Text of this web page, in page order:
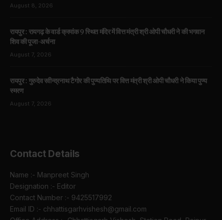
August 8, 2026
रायपुर : रायगढ़ के वार्ड क्रमांक 9 स्थित मंदिर में वित्त मंत्री श्री ओपी चौधरी ने की भगवान
शिव की पूजा-अर्चना
August 7, 2026
रायपुर : गुरुदेव रवीन्द्रनाथ टैगोर की पुण्यतिथि पर वित्त मंत्री श्री ओपी चौधरी ने किया पुण्य
स्मरण
August 7, 2026
Contact Details
Name :- Manpreet Singh
Designation :- Editor
Contact Number :- 9425517992
Email ID :- chhattisgarhvishesh@gmail.com